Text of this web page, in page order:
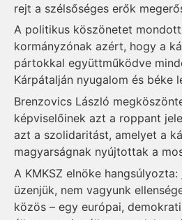
rejt a szélsőséges erők
A politikus köszönetet
kormányzónak azért, hogy a
pártokkal együttműködve
Kárpátalján nyugalom és béke
Brenzovics László
képviselőinek azt a roppant
azt a szolidaritást, amelyet a
magyarságnak nyújtottak a
A KMKSZ elnöke
üzenjük, nem vagyunk
közös – egy európai,